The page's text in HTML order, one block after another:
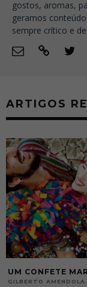
gostos, aromas,
geramos
sempre crítico e
ARTIGOS
UM CONFETE
GILBERTO AMENDOLA